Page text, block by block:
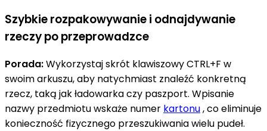
Szybkie rozpakowywanie i odnajdywanie
rzeczy po przeprowadzce
Porada:Wykorzystaj skrót klawiszowy CTRL+F w
swoim arkuszu, aby natychmiast znaleźć konkretną
rzecz, taką jak ładowarka czy paszport. Wpisanie
nazwy przedmiotu wskaże numer kartonu, co eliminuje
konieczność fizycznego przeszukiwania wielu pudeł.